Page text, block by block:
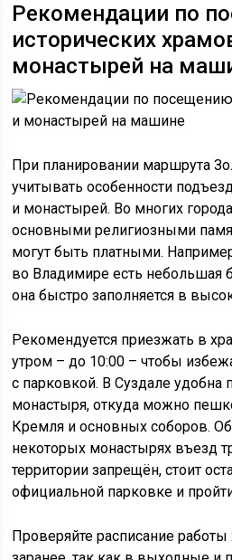
Рекомендации по
исторических
монастырей на
При планировании маршрута
учитывать особенности
и монастырей. Во многих
основными религиозными
могут быть платными.
во Владимире есть небольшая
она быстро заполняется в
Рекомендуется приезжать в
утром – до 10:00 – чтобы
с парковкой. В Суздале удобна
монастыря, откуда можно
Кремля и основных соборов.
некоторых монастырях въезд
территории запрещён, стоит
официальной парковке и
Проверяйте расписание